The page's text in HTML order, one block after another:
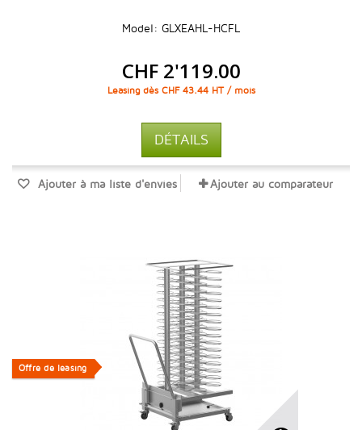
Model: GLXEAHL-HCFL
CHF 2'119.00
Leasing dès CHF 43.44 HT / mois
DÉTAILS
Ajouter à ma liste d'envies Ajouter au comparateur
Offre de leasing
Offre de leasing